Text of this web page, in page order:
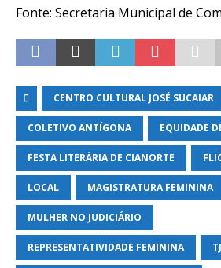
Fonte: Secretaria Municipal de
CENTRO CULTURAL JOSÉ SUCAIAR
COLETIVO ANTÍGONA EQUIDADE
FESTA LITERÁRIA DE CIANORTE
LOCAL MAGISTRATURA FEMININA
MULHER NO JUDICIÁRIO
REPRESENTATIVIDADE FEMININA